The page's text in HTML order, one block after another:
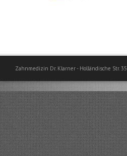
Zahnmedizin Dr. Klarner - Holländische Str.